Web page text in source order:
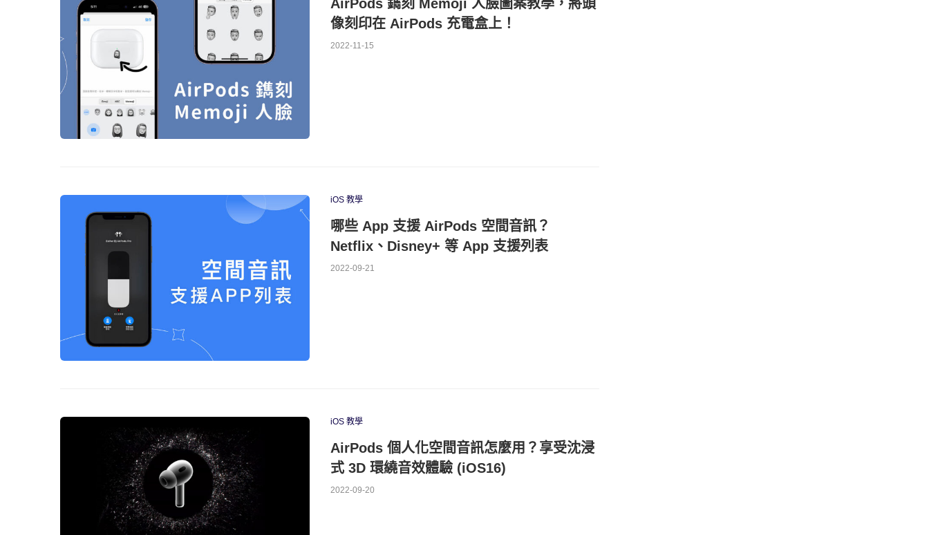
AirPods 鐫刻 Memoji 人臉圖案教學，將頭
像刻印在 AirPods 充電盒上！
2022-11-15
iOS 教學
哪些 App 支援 AirPods 空間音訊？
Netflix、Disney+ 等 App 支援列表
2022-09-21
iOS 教學
AirPods 個人化空間音訊怎麼用？享受沈浸
式 3D 環繞音效體驗 (iOS16)
2022-09-20